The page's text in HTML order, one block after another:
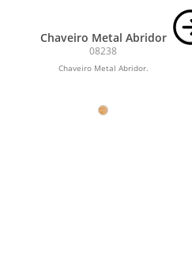
Chaveiro Metal Abridor
08238
Chaveiro Metal Abridor.